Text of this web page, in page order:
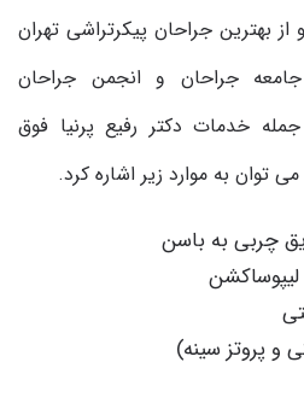
بهترین جراحان پیکرتراشی تهران
جراحان و انجمن جراحان
خدمات دکتر رفیع پرنیا فوق
به موارد زیر اشاره کرد.
چربی به باسن
و پروتز سینه)